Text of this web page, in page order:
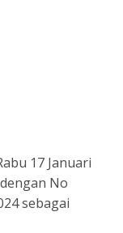
17 Januari
No
sebagai